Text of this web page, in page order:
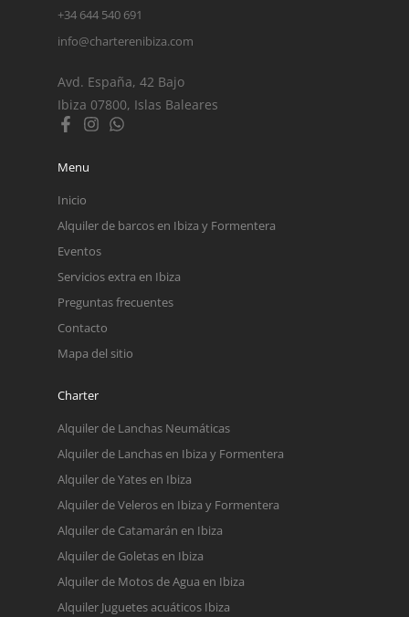
+34 644 540 691
info@charterenibiza.com
Avd. España, 42 Bajo
Ibiza 07800, Islas Baleares
Menu
Inicio
Alquiler de barcos en Ibiza y Formentera
Eventos
Servicios extra en Ibiza
Preguntas frecuentes
Contacto
Mapa del sitio
Charter
Alquiler de Lanchas Neumáticas
Alquiler de Lanchas en Ibiza y Formentera
Alquiler de Yates en Ibiza
Alquiler de Veleros en Ibiza y Formentera
Alquiler de Catamarán en Ibiza
Alquiler de Goletas en Ibiza
Alquiler de Motos de Agua en Ibiza
Alquiler Juguetes acuáticos Ibiza